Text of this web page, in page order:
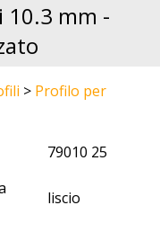
10.3 mm -
> Profilo per
79010 25
liscio